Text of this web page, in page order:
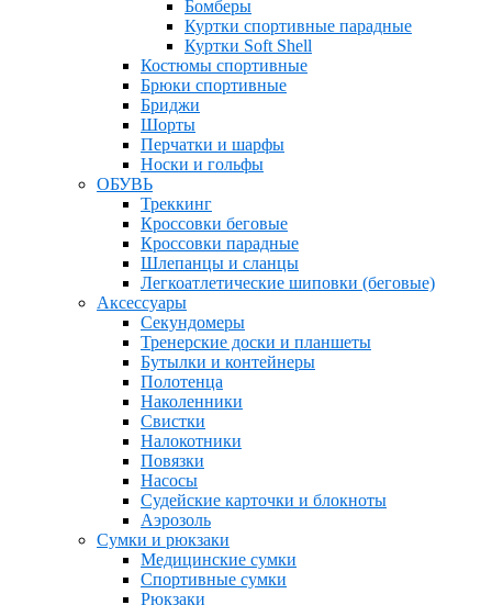
Бомберы
Куртки спортивные парадные
Куртки Soft Shell
Костюмы спортивные
Брюки спортивные
Бриджи
Шорты
Перчатки и шарфы
Носки и гольфы
ОБУВЬ
Треккинг
Кроссовки беговые
Кроссовки парадные
Шлепанцы и сланцы
Легкоатлетические шиповки (беговые)
Аксессуары
Секундомеры
Тренерские доски и планшеты
Бутылки и контейнеры
Полотенца
Наколенники
Свистки
Налокотники
Повязки
Насосы
Судейские карточки и блокноты
Аэрозоль
Сумки и рюкзаки
Медицинские сумки
Спортивные сумки
Рюкзаки